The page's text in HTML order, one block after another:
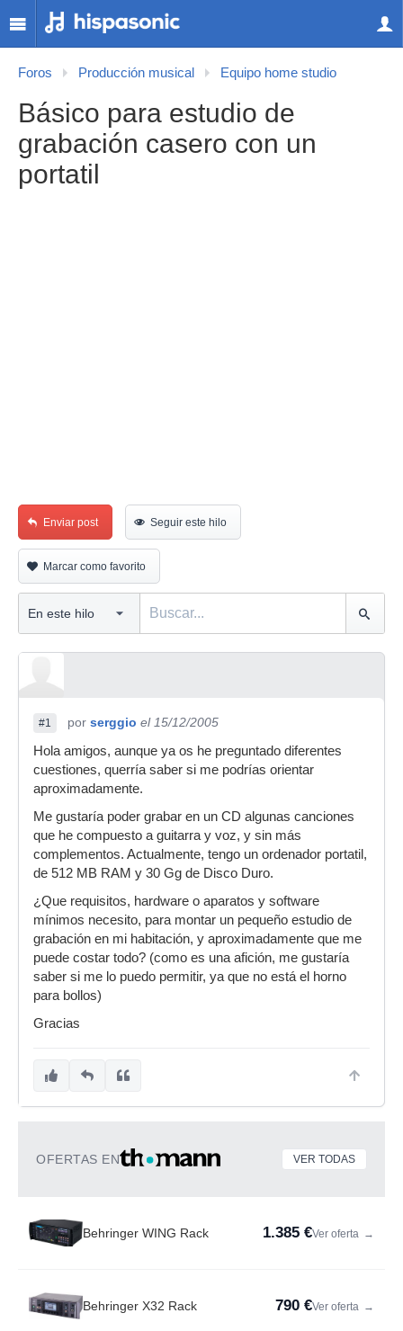
Foros Producción musical Equipo home studio
Básico para estudio de
grabación casero con un
portatil
Enviar post Seguir este hilo
Marcar como favorito
#1 por serggio el 15/12/2005
Hola amigos, aunque ya os he preguntado diferentes
cuestiones, querría saber si me podrías orientar
aproximadamente.
Me gustaría poder grabar en un CD algunas canciones
que he compuesto a guitarra y voz, y sin más
complementos. Actualmente, tengo un ordenador portatil,
de 512 MB RAM y 30 Gg de Disco Duro.
¿Que requisitos, hardware o aparatos y software
mínimos necesito, para montar un pequeño estudio de
grabación en mi habitación, y aproximadamente que me
puede costar todo? (como es una afición, me gustaría
saber si me lo puedo permitir, ya que no está el horno
para bollos)
Gracias
OFERTAS EN VER TODAS
Behringer WING Rack 1.385 €Ver oferta →
Behringer X32 Rack 790 €Ver oferta →